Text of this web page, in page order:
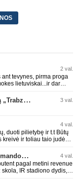
2 val.
tevynes, pirma proga
lietuviskai...ir dar
M. Salah oficialiai persikėlė į Turkijos ekipą „Trabzonspor“ 3 val.
4 val.
duoti pilietybę ir t.t Būtų
ir toliau taio judės,
L. Messi gerokai pakėlė Majamio „Inter“ komandos vertę 4 val.
pagal metini revenue
IR stadiono dydis,